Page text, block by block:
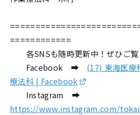
============
各SNSも随時更新中！ぜひご覧
Facebook ➡ (17) 東海医
療法科 | Facebook
Instagram ➡
https://www.instagram.com/